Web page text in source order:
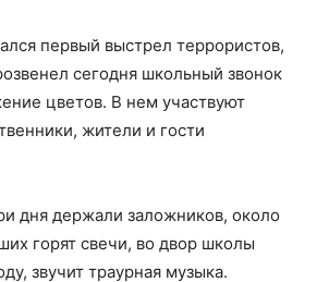
первый выстрел террористов,
сегодня школьный звонок
цветов. В нем участвуют
жители и гости
дня держали заложников, около
горят свечи, во двор школы
звучит траурная музыка.